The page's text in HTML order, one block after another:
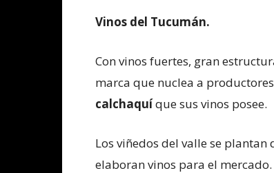
Vinos del Tucumán.
Con vinos fuertes, gran
marca que nuclea a
calchaquíque sus vinos posee.
Los viñedos del valle se plantan
elaboran vinos para el